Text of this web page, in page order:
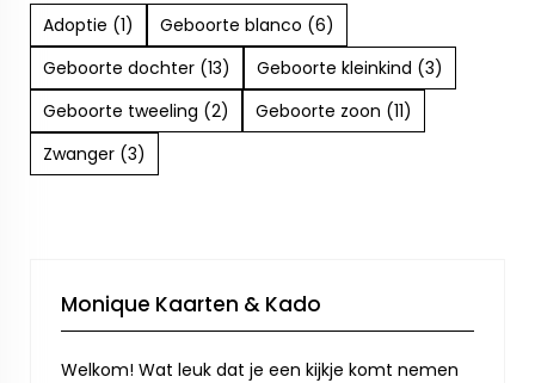
Adoptie (1)
Geboorte blanco (6)
Geboorte dochter (13)
Geboorte kleinkind (3)
Geboorte tweeling (2)
Geboorte zoon (11)
Zwanger (3)
Monique Kaarten & Kado
Welkom! Wat leuk dat je een kijkje komt nemen